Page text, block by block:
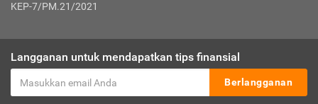
KEP-7/PM.21/2021
Langganan untuk mendapatkan tips finansial
Berlangganan